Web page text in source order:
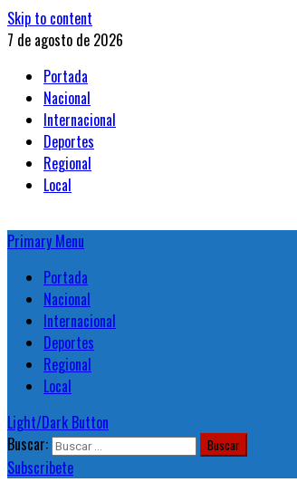
Skip to content
7 de agosto de 2026
Portada
Nacional
Internacional
Deportes
Regional
Local
Primary Menu
Portada
Nacional
Internacional
Deportes
Regional
Local
Light/Dark Button
Buscar:
Subscribete